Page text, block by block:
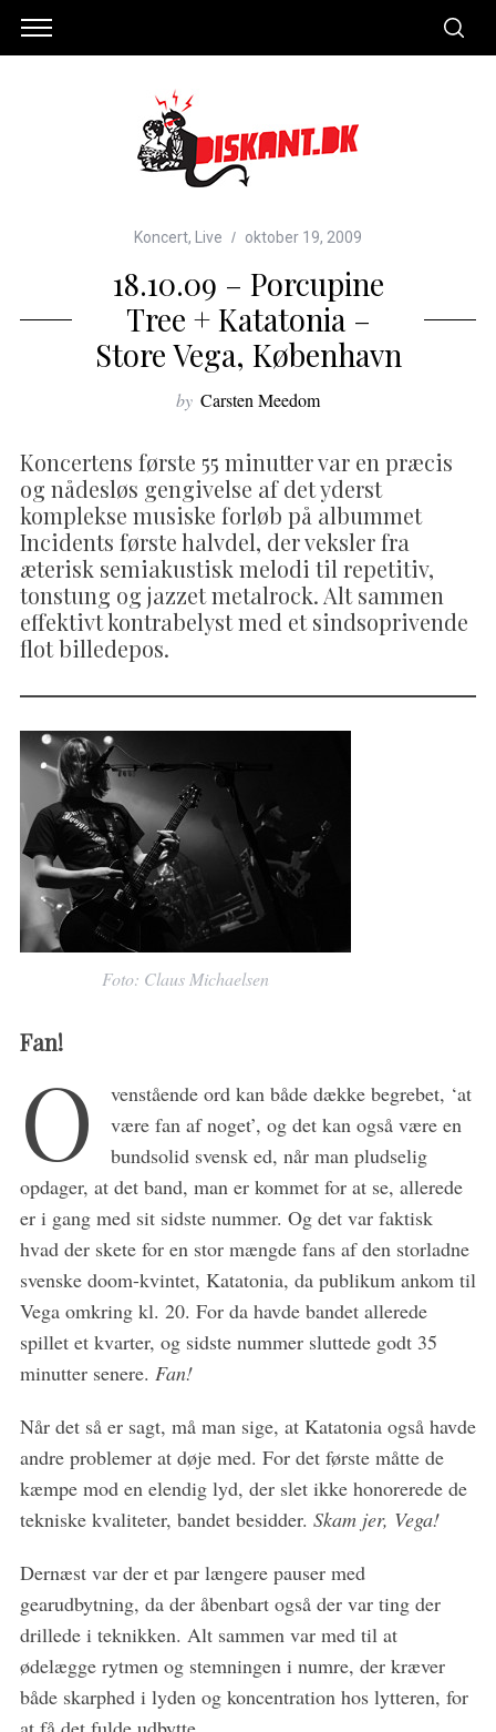
Koncert, Live oktober 19, 2009
18.10.09 – Porcupine
Tree + Katatonia –
Store Vega, København
by Carsten Meedom
Koncertens første 55 minutter var en præcis
og nådesløs gengivelse af det yderst
komplekse musiske forløb på albummet
Incidents første halvdel, der veksler fra
æterisk semiakustisk melodi til repetitiv,
tonstung og jazzet metalrock. Alt sammen
effektivt kontrabelyst med et sindsoprivende
flot billedepos.
Foto: Claus Michaelsen
Fan!
O
venstående ord kan både dække begrebet, ‘at
være fan af noget’, og det kan også være en
bundsolid svensk ed, når man pludselig
opdager, at det band, man er kommet for at se, allerede
er i gang med sit sidste nummer. Og det var faktisk
hvad der skete for en stor mængde fans af den storladne
svenske doom-kvintet, Katatonia, da publikum ankom til
Vega omkring kl. 20. For da havde bandet allerede
spillet et kvarter, og sidste nummer sluttede godt 35
minutter senere. Fan!
Når det så er sagt, må man sige, at Katatonia også havde
andre problemer at døje med. For det første måtte de
kæmpe mod en elendig lyd, der slet ikke honorerede de
tekniske kvaliteter, bandet besidder. Skam jer, Vega!
Dernæst var der et par længere pauser med
gearudbytning, da der åbenbart også der var ting der
drillede i teknikken. Alt sammen var med til at
ødelægge rytmen og stemningen i numre, der kræver
både skarphed i lyden og koncentration hos lytteren, for